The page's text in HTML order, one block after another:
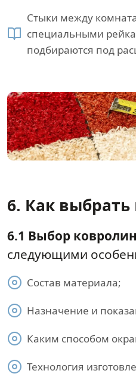
Стыки между
специальными
подбираются под
6. Как выбрать
6.1 Выбор
следующими
Состав материала;
Назначение и
Каким способом
Технология